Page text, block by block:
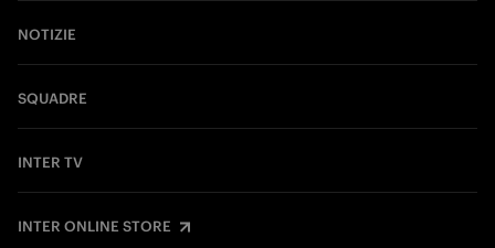
NOTIZIE
SQUADRE
INTER TV
INTER ONLINE STORE